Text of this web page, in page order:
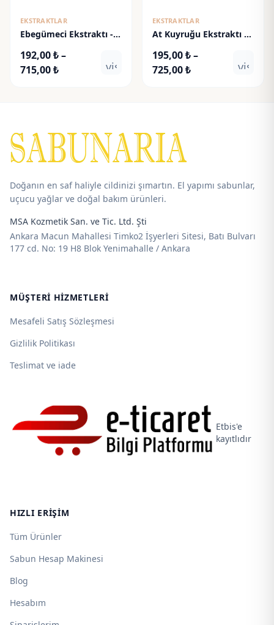
EKSTRAKTLAR
Ebegümeci Ekstraktı -
192,00₺–
715,00₺Fiyat
visibility
EKSTRAKTLAR
At Kuyruğu Ekstraktı -
195,00₺–
725,00₺Fiyat
Doğanın en saf haliyle cildinizi şımartın. El yapımı sabunlar,
uçucu yağlar ve doğal bakım ürünleri.
MSA Kozmetik San. ve Tic. Ltd. Şti
Ankara Macun Mahallesi Timko2 İşyerleri Sitesi, Batı Bulvarı
177 cd. No: 19 H8 Blok Yenimahalle / Ankara
MÜŞTERI HIZMETLERI
Mesafeli Satış Sözleşmesi
Gizlilik Politikası
Teslimat ve iade
Etbis'e
kayıtlıdır
HIZLI ERIŞIM
Tüm Ürünler
Sabun Hesap Makinesi
Blog
Hesabım